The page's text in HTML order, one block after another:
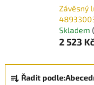
Závěsný
Skladem
2 523 Kč
Ř
Řadit podle: